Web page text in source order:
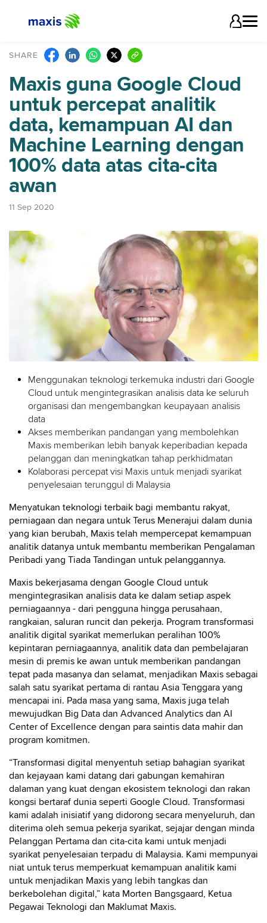
SHARE
Maxis guna Google Cloud
untuk percepat analitik
data, kemampuan AI dan
Machine Learning dengan
100% data atas cita-cita
awan
11 Sep 2020
Menggunakan teknologi terkemuka industri dari Google
Cloud untuk mengintegrasikan analisis data ke seluruh
organisasi dan mengembangkan keupayaan analisis
data
Akses memberikan pandangan yang membolehkan
Maxis memberikan lebih banyak keperibadian kepada
pelanggan dan meningkatkan tahap perkhidmatan
Kolaborasi percepat visi Maxis untuk menjadi syarikat
penyelesaian terunggul di Malaysia
Menyatukan teknologi terbaik bagi membantu rakyat,
perniagaan dan negara untuk Terus Menerajui dalam dunia
yang kian berubah, Maxis telah mempercepat kemampuan
analitik datanya untuk membantu memberikan Pengalaman
Peribadi yang Tiada Tandingan untuk pelanggannya.
Maxis bekerjasama dengan Google Cloud untuk
mengintegrasikan analisis data ke dalam setiap aspek
perniagaannya - dari pengguna hingga perusahaan,
rangkaian, saluran runcit dan pekerja. Program transformasi
analitik digital syarikat memerlukan peralihan 100%
kepintaran perniagaannya, analitik data dan pembelajaran
mesin di premis ke awan untuk memberikan pandangan
tepat pada masanya dan selamat, menjadikan Maxis sebagai
salah satu syarikat pertama di rantau Asia Tenggara yang
mencapai ini. Pada masa yang sama, Maxis juga telah
mewujudkan Big Data dan Advanced Analytics dan AI
Center of Excellence dengan para saintis data mahir dan
program komitmen.
“Transformasi digital menyentuh setiap bahagian syarikat
dan kejayaan kami datang dari gabungan kemahiran
dalaman yang kuat dengan ekosistem teknologi dan rakan
kongsi bertaraf dunia seperti Google Cloud. Transformasi
kami adalah inisiatif yang didorong secara menyeluruh, dan
diterima oleh semua pekerja syarikat, sejajar dengan minda
Pelanggan Pertama dan cita-cita kami untuk menjadi
syarikat penyelesaian terpadu di Malaysia. Kami mempunyai
niat untuk terus memperkuat kemampuan analitik kami
untuk menjadikan Maxis yang lebih tangkas dan
berkebolehan digital,” kata Morten Bangsgaard, Ketua
Pegawai Teknologi dan Maklumat Maxis.